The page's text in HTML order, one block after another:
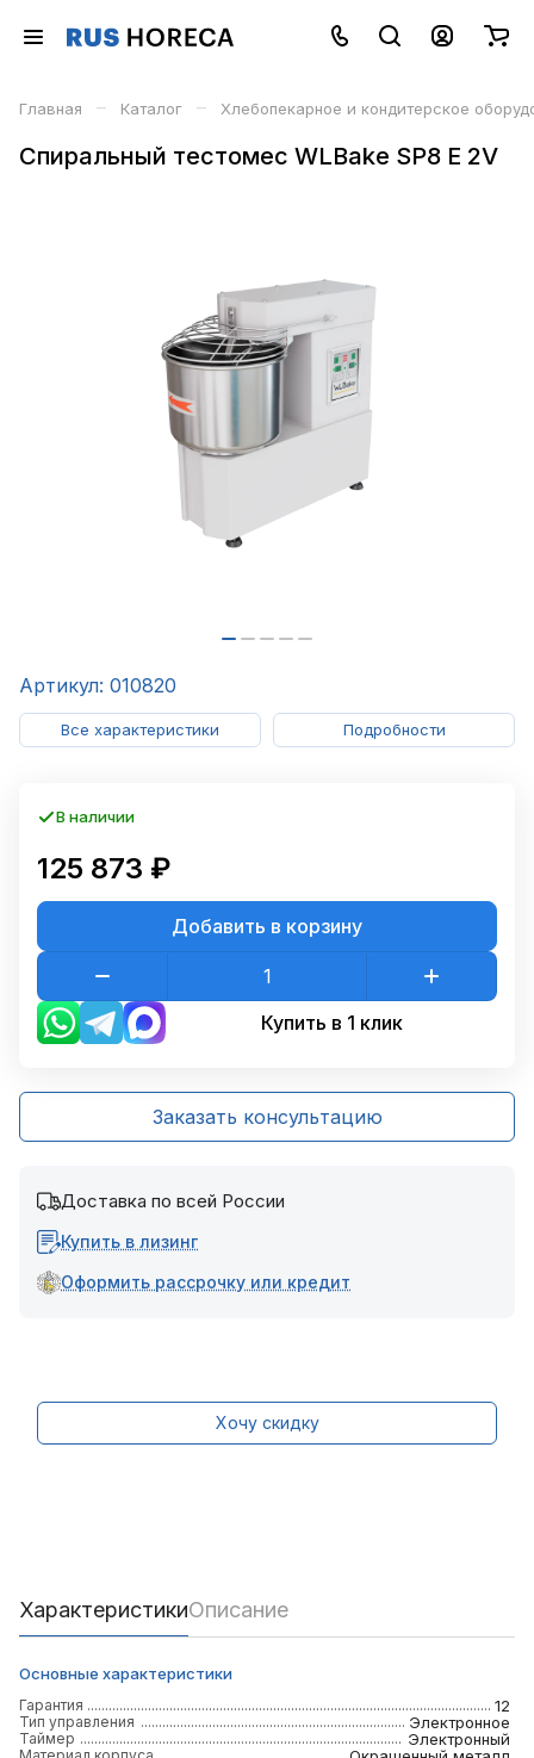
Главная – Каталог – Хлебопекарное и кондитерское
Спиральный тестомес WLBake SP8 E 2V
Артикул: 010820
Все характеристики Подробности
В наличии
125 873 ₽
Добавить в корзину
Купить в 1 клик
Заказать консультацию
Доставка по всей России
Купить в лизинг
Оформить рассрочку или кредит
Хочу скидку
ХарактеристикиОписание
Основные характеристики
Гарантия 12
Тип управления Электронное
Таймер Электронный